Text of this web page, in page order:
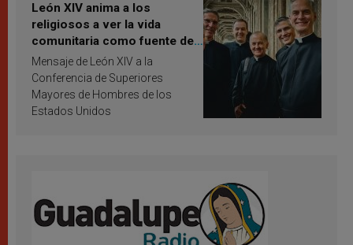
León XIV anima a los
religiosos a ver la vida
comunitaria como fuente de
inspiración y santificación
Mensaje de León XIV a la
Conferencia de Superiores
Mayores de Hombres de los
Estados Unidos